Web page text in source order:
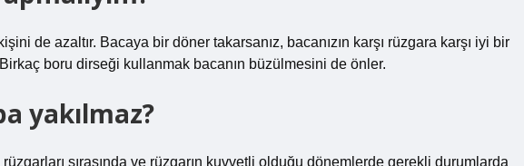
de azaltır. Bacaya bir döner takarsanız, bacanızın karşı rüzgara karşı iyi bir
boru dirseği kullanmak bacanın büzülmesini de önler.
yakılmaz?
sırasında ve rüzgarın kuvvetli olduğu dönemlerde gerekli durumlarda